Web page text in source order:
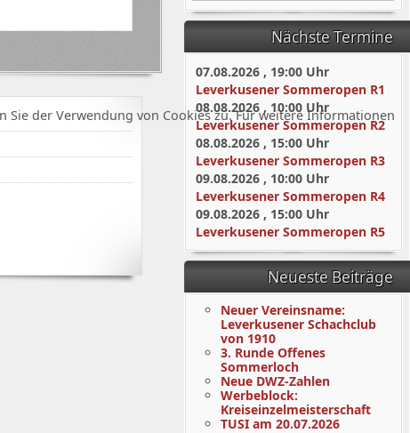
Nächste Termine
07.08.2026, 19:00Uhr
Leverkusener Sommeropen R1
08.08.2026, 10:00Uhr
Leverkusener Sommeropen R2
08.08.2026, 15:00Uhr
Leverkusener Sommeropen R3
09.08.2026, 10:00Uhr
Leverkusener Sommeropen R4
09.08.2026, 15:00Uhr
Leverkusener Sommeropen R5
Neueste Beiträge
Neuer Vereinsname:
Leverkusener Schachclub
von 1910
3. Runde Offenes
Sommerloch
Neue DWZ-Zahlen
Werbeblock:
Kreiseinzelmeisterschaft
TUSI am 20.07.2026
der Verwendung von Cookies zu. Für weitere Informationen